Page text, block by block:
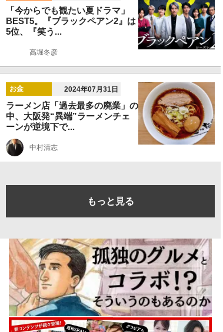
「今からでも観たい夏ドラマ」
BEST5。『ブラックペアン2』は
5位、『笑う...
高堀冬彦
お金 2024年07月31日
ラーメン店「過去最多の廃業」の
中、大阪発“異端”ラーメンチェ
ーンが逆境下で...
中村清志
もっと見る